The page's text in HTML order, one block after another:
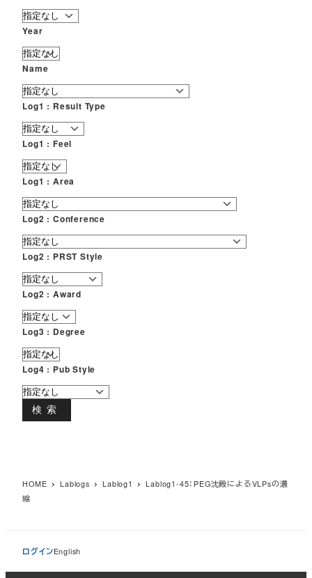
Year
Name
Log1 : Result Type
Log1 : Feel
Log1 : Area
Log2 : Conference
Log2 : PRST Style
Log2 : Award
Log3 : Degree
Log4 : Pub Style
検索
HOME Lablogs Lablog1
Lablog1-45：PEG沈殿によるVLPsの濃
縮
ログインEnglish